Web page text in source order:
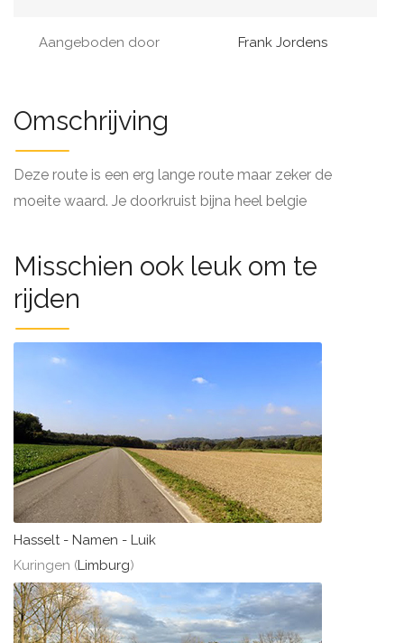
Aangeboden door Frank Jordens
Omschrijving
Deze route is een erg lange route maar zeker de
moeite waard. Je doorkruist bijna heel belgie
Misschien ook leuk om te
rijden
Hasselt - Namen - Luik
Kuringen (Limburg)